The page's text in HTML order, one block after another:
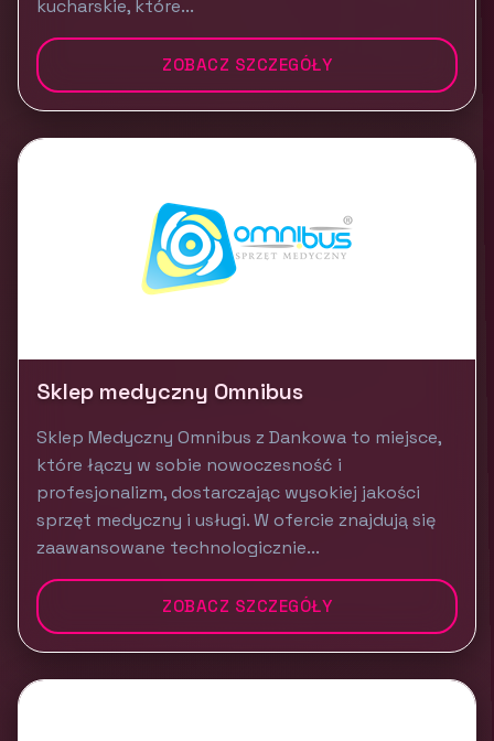
kucharskie, które...
ZOBACZ SZCZEGÓŁY
Sklep medyczny Omnibus
Sklep Medyczny Omnibus z Dankowa to miejsce,
które łączy w sobie nowoczesność i
profesjonalizm, dostarczając wysokiej jakości
sprzęt medyczny i usługi. W ofercie znajdują się
zaawansowane technologicznie...
ZOBACZ SZCZEGÓŁY